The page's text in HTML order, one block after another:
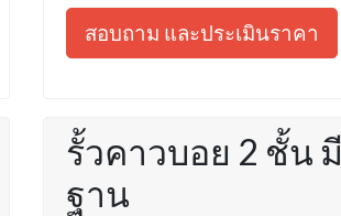
สอบถาม และประเมินราคา
รั้วคาวบอย 2 ชั้น มี
ฐาน